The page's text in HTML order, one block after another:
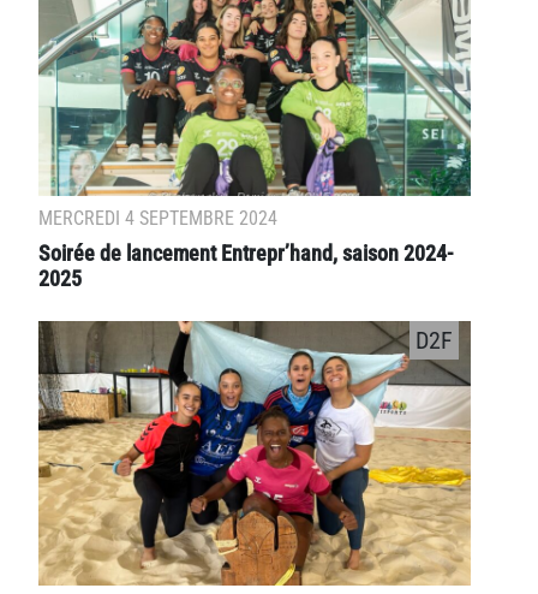
MERCREDI 4 SEPTEMBRE 2024
Soirée de lancement Entrepr’hand, saison 2024-
2025
D2F